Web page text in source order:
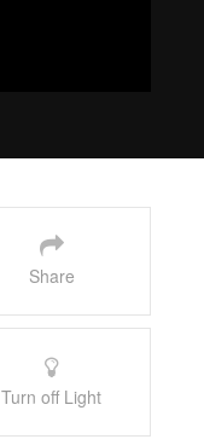
Share
Turn off Light